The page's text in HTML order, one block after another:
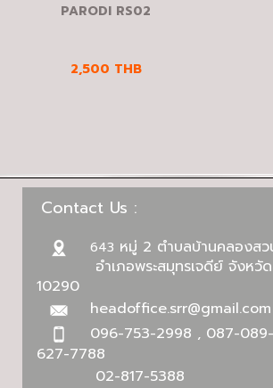
PARODI RS02
2,500 THB
Contact Us :
643 หมู่ 2 ตำบลบ้านคลองสว
อำเภอพระสมุทรเจดีย์ จังหวัดส
10290
headoffice.srr@gmail.com
096-753-2998 , 087-
627-7788
02-817-5388